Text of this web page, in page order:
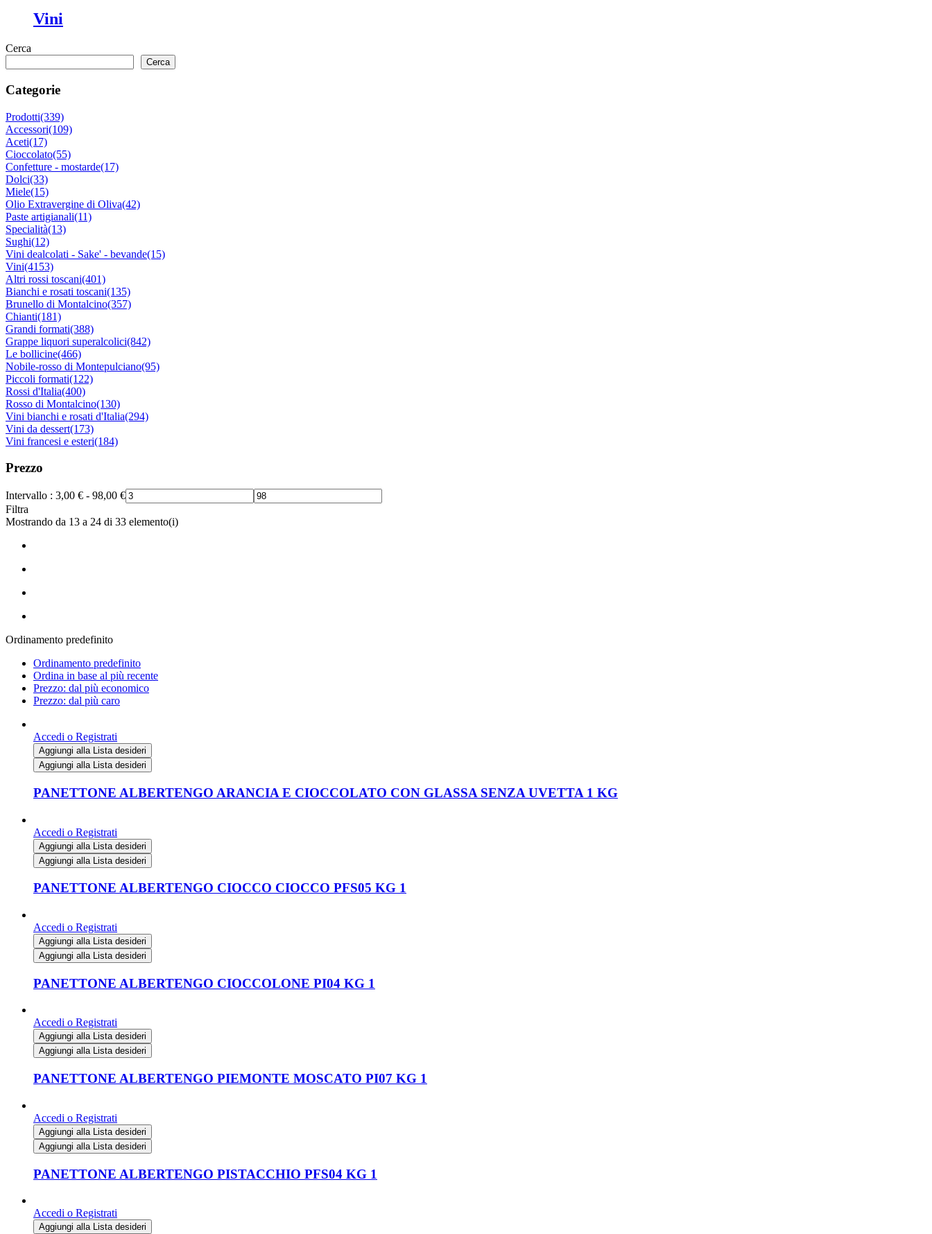
Vini
Cerca
Cerca
Categorie
Prodotti(339)
Accessori(109)
Aceti(17)
Cioccolato(55)
Confetture - mostarde(17)
Dolci(33)
Miele(15)
Olio Extravergine di Oliva(42)
Paste artigianali(11)
Specialità(13)
Sughi(12)
Vini dealcolati - Sake' - bevande(15)
Vini(4153)
Altri rossi toscani(401)
Bianchi e rosati toscani(135)
Brunello di Montalcino(357)
Chianti(181)
Grandi formati(388)
Grappe liquori superalcolici(842)
Le bollicine(466)
Nobile-rosso di Montepulciano(95)
Piccoli formati(122)
Rossi d'Italia(400)
Rosso di Montalcino(130)
Vini bianchi e rosati d'Italia(294)
Vini da dessert(173)
Vini francesi e esteri(184)
Prezzo
Intervallo : 3,00 € - 98,00 €
Filtra
Mostrando da 13 a 24 di 33 elemento(i)
Ordinamento predefinito
Ordinamento predefinito
Ordina in base al più recente
Prezzo: dal più economico
Prezzo: dal più caro
Accedi o Registrati
Aggiungi alla Lista desideri
Aggiungi alla Lista desideri
PANETTONE ALBERTENGO ARANCIA E CIOCCOLATO CON GLASSA SENZA UVETTA 1 KG
Accedi o Registrati
Aggiungi alla Lista desideri
Aggiungi alla Lista desideri
PANETTONE ALBERTENGO CIOCCO CIOCCO PFS05 KG 1
Accedi o Registrati
Aggiungi alla Lista desideri
Aggiungi alla Lista desideri
PANETTONE ALBERTENGO CIOCCOLONE PI04 KG 1
Accedi o Registrati
Aggiungi alla Lista desideri
Aggiungi alla Lista desideri
PANETTONE ALBERTENGO PIEMONTE MOSCATO PI07 KG 1
Accedi o Registrati
Aggiungi alla Lista desideri
Aggiungi alla Lista desideri
PANETTONE ALBERTENGO PISTACCHIO PFS04 KG 1
Accedi o Registrati
Aggiungi alla Lista desideri